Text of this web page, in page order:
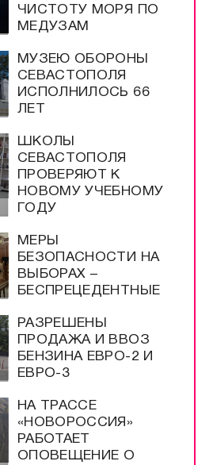
ЧИСТОТУ МОРЯ ПО
МЕДУЗАМ
МУЗЕЮ ОБОРОНЫ
СЕВАСТОПОЛЯ
ИСПОЛНИЛОСЬ 66
ЛЕТ
ШКОЛЫ
СЕВАСТОПОЛЯ
ПРОВЕРЯЮТ К
НОВОМУ УЧЕБНОМУ
ГОДУ
МЕРЫ
БЕЗОПАСНОСТИ НА
ВЫБОРАХ –
БЕСПРЕЦЕДЕНТНЫЕ
РАЗРЕШЕНЫ
ПРОДАЖА И ВВОЗ
БЕНЗИНА ЕВРО-2 И
ЕВРО-3
НА ТРАССЕ
«НОВОРОССИЯ»
РАБОТАЕТ
ОПОВЕЩЕНИЕ О